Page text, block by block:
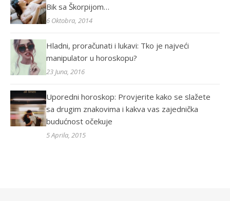
Bik sa Škorpijom…
6 Oktobra, 2014
Hladni, proračunati i lukavi: Tko je najveći
manipulator u horoskopu?
23 Juna, 2016
Uporedni horoskop: Provjerite kako se slažete
sa drugim znakovima i kakva vas zajednička
budućnost očekuje
5 Aprila, 2015